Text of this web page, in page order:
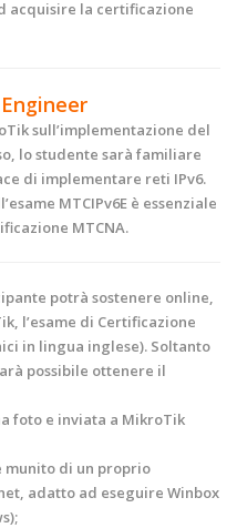
acquisire la certificazione
sull’implementazione del
lo studente sarà familiare
di implementare reti IPv6.
MTCIPv6E è essenziale
MTCNA.
potrà sostenere online,
l’esame di Certificazione
in lingua inglese). Soltanto
possibile ottenere il
foto e inviata a MikroTik
munito di un proprio
adatto ad eseguire Winbox